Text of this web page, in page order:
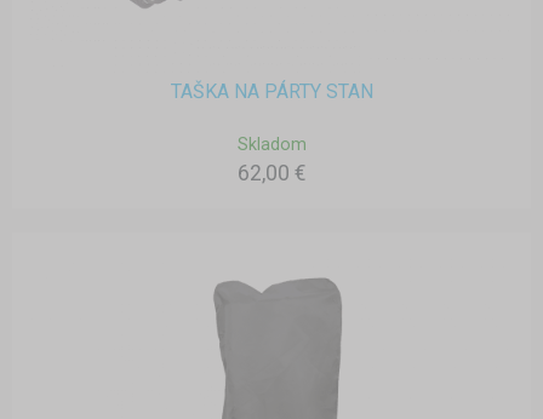
TAŠKA NA PÁRTY STAN
Skladom
62,00 €